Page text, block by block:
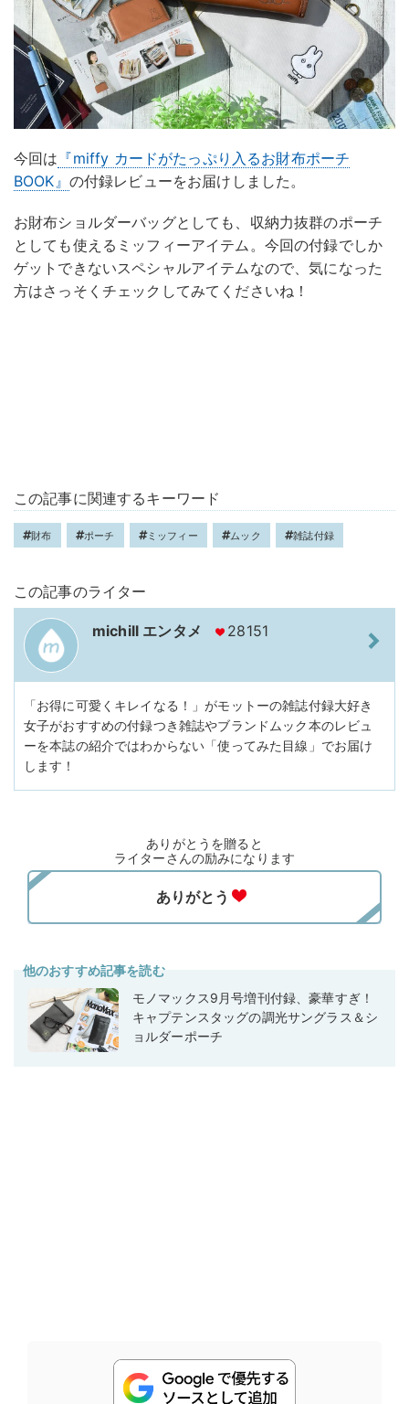
今回は 『miffy カードがたっぷり入るお財布ポーチ
BOOK』 の付録レビューをお届けしました。
お財布ショルダーバッグとしても、収納力抜群のポーチ
としても使えるミッフィーアイテム。今回の付録でしか
ゲットできないスペシャルアイテムなので、気になった
方はさっそくチェックしてみてくださいね！
この記事に関連するキーワード
財布 ポーチ ミッフィー ムック 雑誌付録
この記事のライター
michill エンタメ 28151
「お得に可愛くキレイなる！」がモットーの雑誌付録大好き
女子がおすすめの付録つき雑誌やブランドムック本のレビュ
ーを本誌の紹介ではわからない「使ってみた目線」でお届け
します！
ありがとうを贈ると
ライターさんの励みになります
他のおすすめ記事を読む
モノマックス9月号増刊付録、豪華すぎ！
キャプテンスタッグの調光サングラス＆シ
ョルダーポーチ